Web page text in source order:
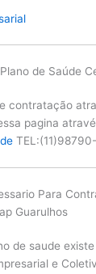
de Saúde
contratação
pagina
Para
Guarulhos
de saude
e